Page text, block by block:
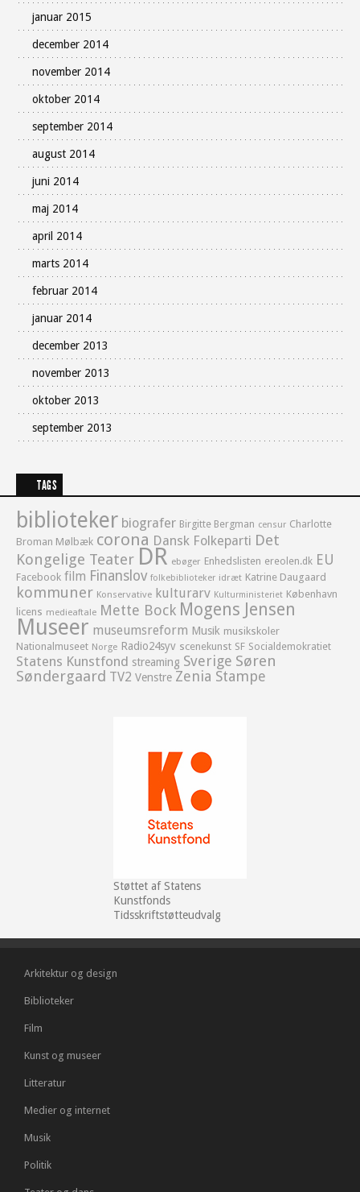
januar 2015
december 2014
november 2014
oktober 2014
september 2014
august 2014
juni 2014
maj 2014
april 2014
marts 2014
februar 2014
januar 2014
december 2013
november 2013
oktober 2013
september 2013
TAGS
biblioteker biografer Birgitte Bergman censur Charlotte
Broman Mølbæk corona Dansk Folkeparti Det
Kongelige Teater DR ebøger Enhedslisten ereolen.dk EU
Facebook film Finanslov folkebiblioteker idræt Katrine Daugaard
kommuner Konservative kulturarv Kulturministeriet København
licens medieaftale Mette Bock Mogens Jensen
Museer museumsreform Musik musikskoler
Nationalmuseet Norge Radio24syv scenekunst SF Socialdemokratiet
Statens Kunstfond streaming Sverige Søren
Søndergaard TV2 Venstre Zenia Stampe
Støttet af Statens
Kunstfonds
Tidsskriftstøtteudvalg
Arkitektur og design
Biblioteker
Film
Kunst og museer
Litteratur
Medier og internet
Musik
Politik